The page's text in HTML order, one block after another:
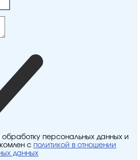
обработку персональных данных и
с политикой в отношении
данных